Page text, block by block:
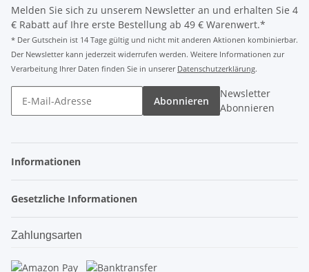
Melden Sie sich zu unserem Newsletter an und erhalten Sie 4
€ Rabatt auf Ihre erste Bestellung ab 49 € Warenwert.*
* Der Gutschein ist 14 Tage gültig und nicht mit anderen Aktionen kombinierbar.
Der Newsletter kann jederzeit widerrufen werden. Weitere Informationen zur
Verarbeitung Ihrer Daten finden Sie in unserer Datenschutzerklärung.
Abonnieren
Newsletter
Abonnieren
Informationen
Gesetzliche Informationen
Zahlungsarten